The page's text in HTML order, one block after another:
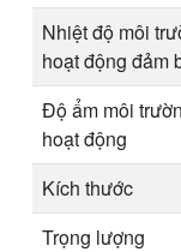
Nhiệt độ môi
hoạt động đảm
Độ ẩm môi
hoạt động
Kích thước
Trọng lượng